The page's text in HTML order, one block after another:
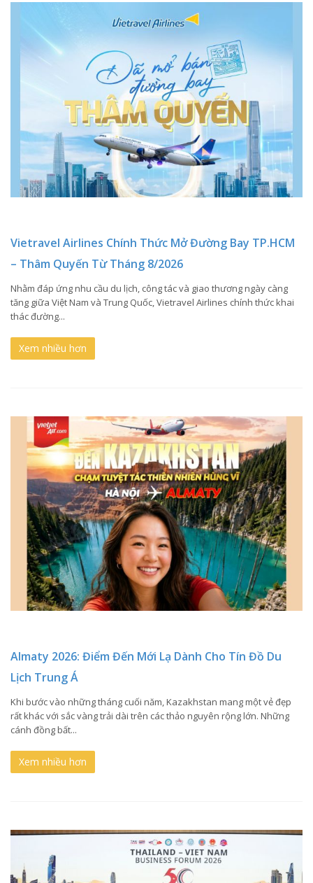
Vietravel Airlines Chính Thức Mở Đường Bay TP.HCM
– Thâm Quyến Từ Tháng 8/2026
Nhằm đáp ứng nhu cầu du lịch, công tác và giao thương ngày càng
tăng giữa Việt Nam và Trung Quốc, Vietravel Airlines chính thức khai
thác đường...
Xem nhiều hơn
Almaty 2026: Điểm Đến Mới Lạ Dành Cho Tín Đồ Du
Lịch Trung Á
Khi bước vào những tháng cuối năm, Kazakhstan mang một vẻ đẹp
rất khác với sắc vàng trải dài trên các thảo nguyên rộng lớn. Những
cánh đồng bất...
Xem nhiều hơn